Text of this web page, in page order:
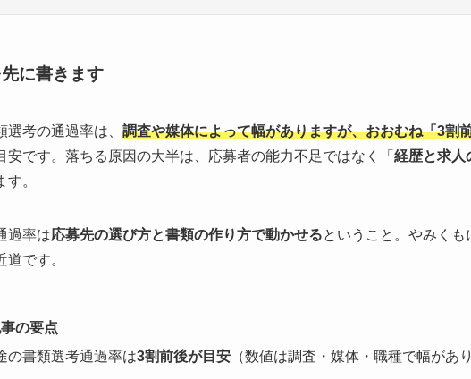
に書きます
選考の通過率は、 調査や媒体によって幅がありますが、おおむね「3割
安です。落ちる原因の大半は、応募者の能力不足ではなく「 経歴と求人
。
過率は応募先の選び方と書類の作り方で動かせるということ。やみく
道です。
の要点
の書類選考通過率は3割前後が目安 （数値は調査・媒体・職種で幅があ